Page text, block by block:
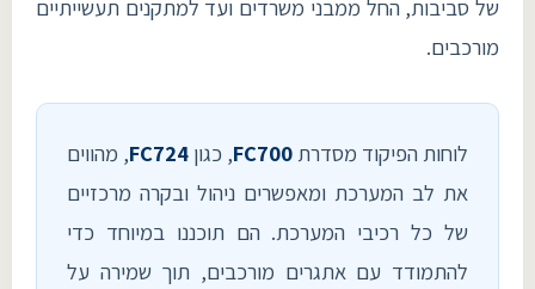
של סביבות, החל ממבני משרדים ועד למתקנים תעשייתיים
מורכבים.
לוחות הפיקוד מסדרת FC700, כגון FC724, מהווים
את לב המערכת ומאפשרים ניהול ובקרה מרכזיים
של כל רכיבי המערכת. הם תוכננו במיוחד כדי
להתמודד עם אתגרים מורכבים, תוך שמירה על